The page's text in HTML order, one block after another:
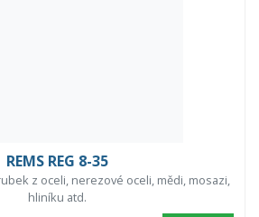
REMS REG 8-35
z oceli, nerezové oceli, mědi, mosazi,
hliníku atd.